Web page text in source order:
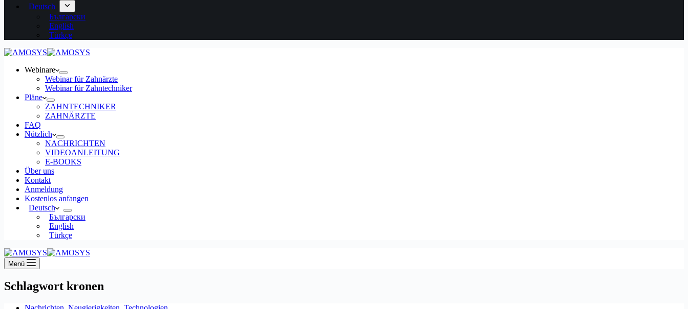
Deutsch
Български
English
Türkçe
Webinare
Webinar für Zahnärzte
Webinar für Zahntechniker
Pläne
ZAHNTECHNIKER
ZAHNÄRZTE
FAQ
Nützlich
NACHRICHTEN
VIDEOANLEITUNG
E-BOOKS
Über uns
Kontakt
Anmeldung
Kostenlos anfangen
Deutsch
Български
English
Türkçe
Menü
Schlagwort kronen